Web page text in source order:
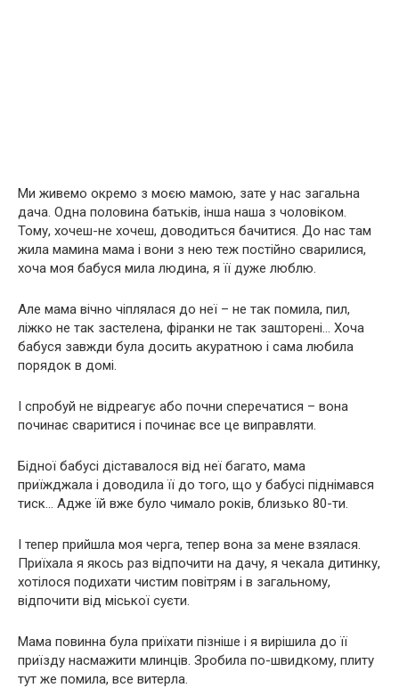
Ми живемо окремо з моєю мамою, зате у нас загальна
дача. Одна половина батьків, інша наша з чоловіком.
Тому, хочеш-не хочеш, доводиться бачитися. До нас там
жила мамина мама і вони з нею теж постійно сварилися,
хоча моя бабуся мила людина, я її дуже люблю.
Але мама вічно чіплялася до неї – не так помила, пил,
ліжко не так застелена, фіранки не так зашторені… Хоча
бабуся завжди була досить акуратною і сама любила
порядок в домі.
І спробуй не відреагує або почни сперечатися – вона
починає сваритися і починає все це виправляти.
Бідної бабусі діставалося від неї багато, мама
приїжджала і доводила її до того, що у бабусі піднімався
тиск… Адже їй вже було чимало років, близько 80-ти.
І тепер прийшла моя черга, тепер вона за мене взялася.
Приїхала я якось раз відпочити на дачу, я чекала дитинку,
хотілося подихати чистим повітрям і в загальному,
відпочити від міської суєти.
Мама повинна була приїхати пізніше і я вирішила до її
приїзду насмажити млинців. Зробила по-швидкому, плиту
тут же помила, все витерла.